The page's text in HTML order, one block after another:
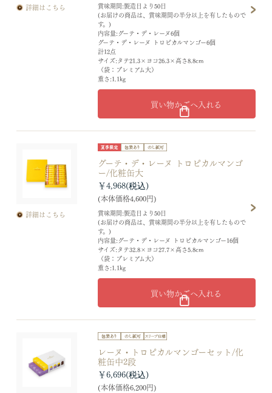
詳細はこちら
賞味期間:製造日より50日
(お届けの商品は、賞味期間の半分以上を有したもので
す。)
内容量:グーテ・デ・レーヌ6個
グーテ・デ・レーヌ トロピカルマンゴー6個
計12点
サイズ:タテ21.3×ヨコ26.3×高さ8.8cm
（袋：プレミアム大）
重さ:1.1kg
買い物かごへ入れる
詳細はこちら
グーテ・デ・レーヌ トロピカルマンゴ
ー/化粧缶大
賞味期間:製造日より50日
(お届けの商品は、賞味期間の半分以上を有したもので
す。)
内容量:グーテ・デ・レーヌ トロピカルマンゴー16個
サイズ:タテ32.8×ヨコ27.7×高さ5.8cm
（袋：プレミアム大）
重さ:1.1kg
￥4,968
(本体価格4,600円)
買い物かごへ入れる
レーヌ・トロピカルマンゴーセット/化
粧缶中2段
￥6,696
(本体価格6,200円)